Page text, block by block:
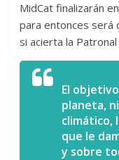
MidCat finalizarán
para entonces será
si acierta la Patronal
El
planeta,
climático,
que le
y sobre